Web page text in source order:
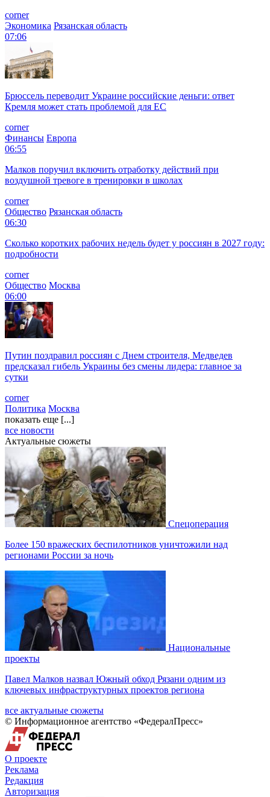
corner
Экономика Рязанская область
07:06
Брюссель переводит Украине российские деньги: ответ
Кремля может стать проблемой для EC
corner
Финансы Европа
06:55
Малков поручил включить отработку действий при
воздушной тревоге в тренировки в школах
corner
Общество Рязанская область
06:30
Сколько коротких рабочих недель будет у россиян в 2027 году:
подробности
corner
Общество Москва
06:00
Путин поздравил россиян с Днем строителя, Медведев
предсказал гибель Украины без смены лидера: главное за
сутки
corner
Политика Москва
показать еще [...]
все новости
Актуальные сюжеты
Спецоперация
Более 150 вражеских беспилотников уничтожили над
регионами России за ночь
Национальные
проекты
Павел Малков назвал Южный обход Рязани одним из
ключевых инфраструктурных проектов региона
все актуальные сюжеты
© Информационное агентство «ФедералПресс»
О проекте
Реклама
Редакция
Авторизация